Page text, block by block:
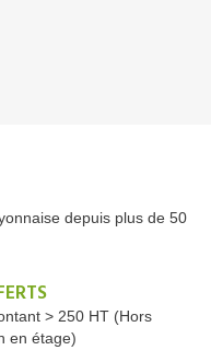
depuis plus de 50
> 250 HT (Hors
en étage)